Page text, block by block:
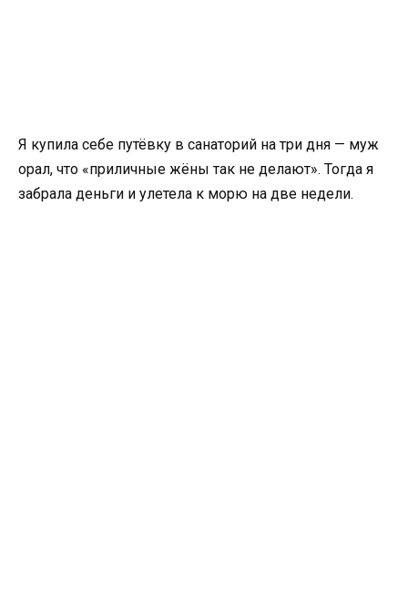
Я купила себе путёвку в санаторий на три дня — муж
орал, что «приличные жёны так не делают». Тогда я
забрала деньги и улетела к морю на две недели.